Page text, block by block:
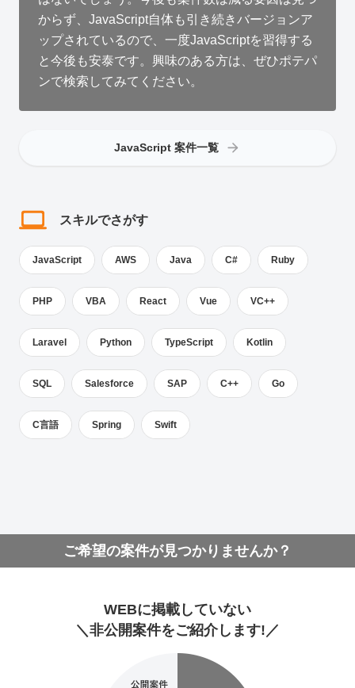
からず、JavaScript自体も引き続きバージョンア
ップされているので、一度JavaScriptを習得する
と今後も安泰です。興味のある方は、ぜひポテパ
ンで検索してみてください。
JavaScript 案件一覧
スキルでさがす
JavaScript AWS Java C# Ruby
PHP VBA React Vue VC++
Laravel Python TypeScript Kotlin
SQL Salesforce SAP C++ Go
C言語 Spring Swift
ご希望の案件が見つかりませんか？
WEBに掲載していない
＼非公開案件をご紹介します!／